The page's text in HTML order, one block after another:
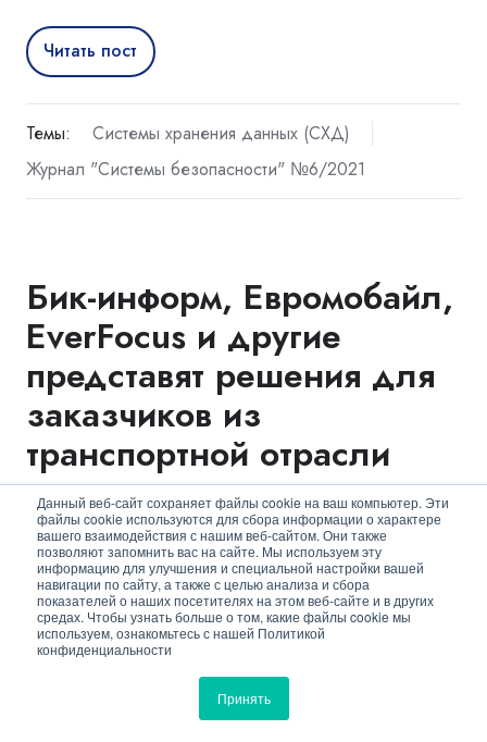
Данный веб-сайт сохраняет файлы cookie на ваш компьютер. Эти
файлы cookie используются для сбора информации о характере
вашего взаимодействия с нашим веб-сайтом. Они также
позволяют запомнить вас на сайте. Мы используем эту
информацию для улучшения и специальной настройки вашей
навигации по сайту, а также с целью анализа и сбора
показателей о наших посетителях на этом веб-сайте и в других
средах. Чтобы узнать больше о том, какие файлы cookie мы
используем, ознакомьтесь с нашей Политикой
конфиденциальности
Принять
Читать пост
Темы:
Системы хранения данных (СХД)
Журнал "Системы безопасности" №6/2021
Бик-информ, Евромобайл,
EverFocus и другие
представят решения для
заказчиков из
транспортной отрасли
Наталья Матлахова02/12/2021